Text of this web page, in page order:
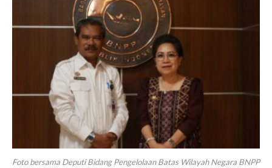
Foto bersama Deputi Bidang Pengelolaan Batas Wilayah Negara BNPP